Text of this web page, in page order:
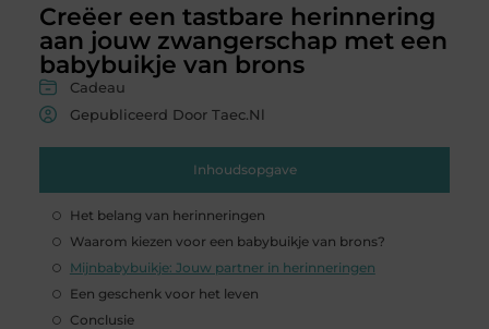
Creëer een tastbare herinnering
aan jouw zwangerschap met een
babybuikje van brons
Cadeau
Gepubliceerd Door Taec.nl
Inhoudsopgave
Het belang van herinneringen
Waarom kiezen voor een babybuikje van brons?
Mijnbabybuikje: Jouw partner in herinneringen
Een geschenk voor het leven
Conclusie